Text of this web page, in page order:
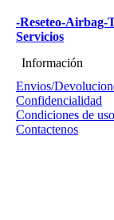
-Reseteo-Airbag-
Servicios
Información
Envios/
Confidencialidad
Condiciones de uso
Contactenos